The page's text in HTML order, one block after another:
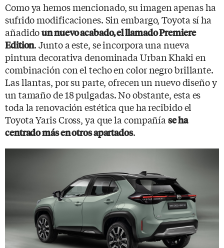
Como ya hemos mencionado, su imagen apenas ha
sufrido modificaciones. Sin embargo, Toyota sí ha
añadidoun nuevo acabado, el llamado Premiere
Edition. Junto a este, se incorpora una nueva
pintura decorativa denominada Urban Khaki en
combinación con el techo en color negro brillante.
Las llantas, por su parte, ofrecen un nuevo diseño y
un tamaño de 18 pulgadas. No obstante, esta es
toda la renovación estética que ha recibido el
Toyota Yaris Cross, ya que la compañíase ha
centrado más en otros apartados.